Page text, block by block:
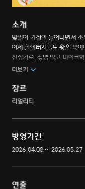
소개
맞벌이 가정이 늘어나면서
이제 할아버지들도 황혼 육
전성기로, 젖병 말고 마이크
인생은 9단이지만 육아는 초
리얼 육아 도전기.
더보기
장르
리얼리티
방영기간
2026.04.08 ~ 2026.05.27
연출